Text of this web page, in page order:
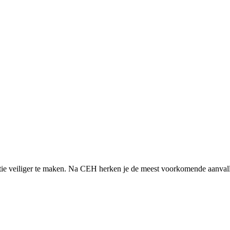
veiliger te maken. Na CEH herken je de meest voorkomende